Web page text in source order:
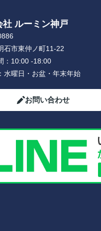
社 ルーミン神戸
石市東仲ノ町11-22
： 10:00 -18:00
水曜日・お盆・年末年始
お問い合わせ